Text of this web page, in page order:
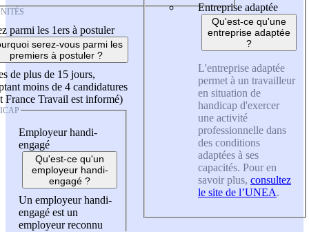
parmi les 1ers à postuler
serez-vous parmi les
premiers à postuler ?
de plus de 15 jours,
moins de 4 candidatures
France Travail est informé)
Employeur handi-
engagé
Qu'est-ce qu'un
employeur handi-
engagé ?
Un employeur handi-
engagé est un
employeur reconnu
Entreprise adaptée
Qu'est-ce qu'une
entreprise adaptée
?
L'entreprise adaptée
permet à un travailleur
en situation de
handicap d'exercer
une activité
professionnelle dans
des conditions
adaptées à ses
capacités. Pour en
savoir plus, consultez
le site de l’UNEA.